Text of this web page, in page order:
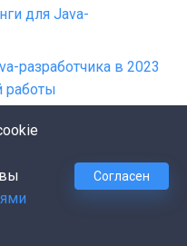
для Java-
разработчика в 2023
работы
Согласен